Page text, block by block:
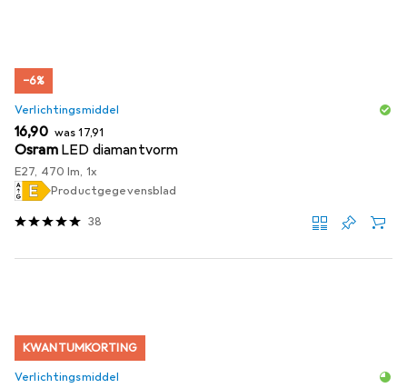
−6%
Verlichtingsmiddel
EUR
16,90 wasEUR
17,91
Osram LED diamantvorm
E27, 470 lm, 1x
Productgegevensblad
38
KWANTUMKORTING
Verlichtingsmiddel